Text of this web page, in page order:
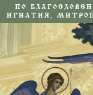
ПО
ИГНАТИЯ,